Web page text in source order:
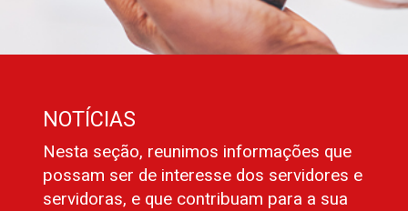
NOTÍCIAS
Nesta seção, reunimos informações que
possam ser de interesse dos servidores e
servidoras, e que contribuam para a sua